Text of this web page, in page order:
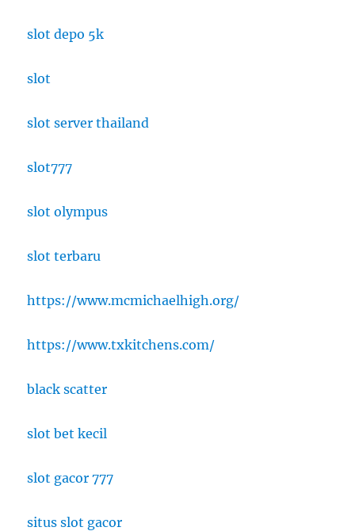
slot depo 5k
slot
slot server thailand
slot777
slot olympus
slot terbaru
https://www.mcmichaelhigh.org/
https://www.txkitchens.com/
black scatter
slot bet kecil
slot gacor 777
situs slot gacor